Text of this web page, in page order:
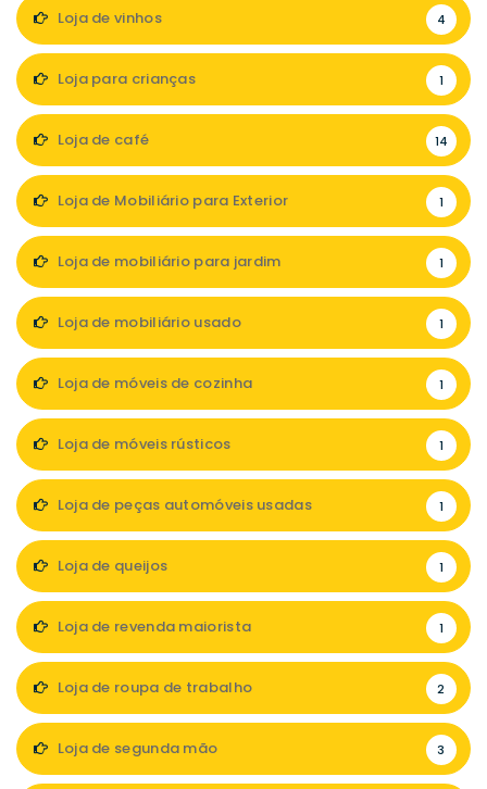
Loja de vinhos 4
Loja para crianças 1
Loja de café 14
Loja de Mobiliário para Exterior 1
Loja de mobiliário para jardim 1
Loja de mobiliário usado 1
Loja de móveis de cozinha 1
Loja de móveis rústicos 1
Loja de peças automóveis usadas 1
Loja de queijos 1
Loja de revenda maiorista 1
Loja de roupa de trabalho 2
Loja de segunda mão 3